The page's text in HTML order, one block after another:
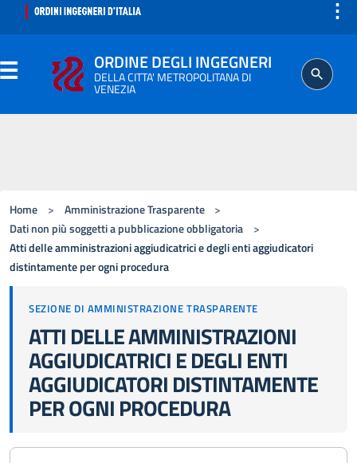
⋮
ORDINE DEGLI INGEGNERI
DELLA CITTA' METROPOLITANA DI
VENEZIA
Home > Amministrazione Trasparente
>
Dati non più soggetti a pubblicazione obbligatoria
>
Atti delle amministrazioni aggiudicatrici e degli enti aggiudicatori
distintamente per ogni procedura
SEZIONE DI AMMINISTRAZIONE TRASPARENTE
ATTI DELLE AMMINISTRAZIONI
AGGIUDICATRICI E DEGLI ENTI
AGGIUDICATORI DISTINTAMENTE
PER OGNI PROCEDURA